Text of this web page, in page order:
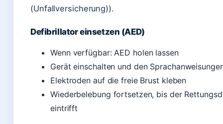
(Unfallversicherung)).
Defibrillator einsetzen (AED)
Wenn verfügbar: AED holen lassen
Gerät einschalten und den
Elektroden auf die freie Brust kleben
Wiederbelebung fortsetzen, bis der
eintrifft